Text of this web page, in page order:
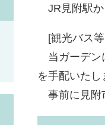
JR見附駅か
[観光バス等
当ガーデン
を手配いたし
事前に見附